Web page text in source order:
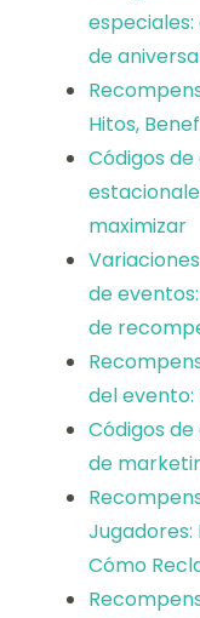
de
Hitos,
Códigos
maximizar
de
de
del
Códigos
de
Jugadores:
Cómo